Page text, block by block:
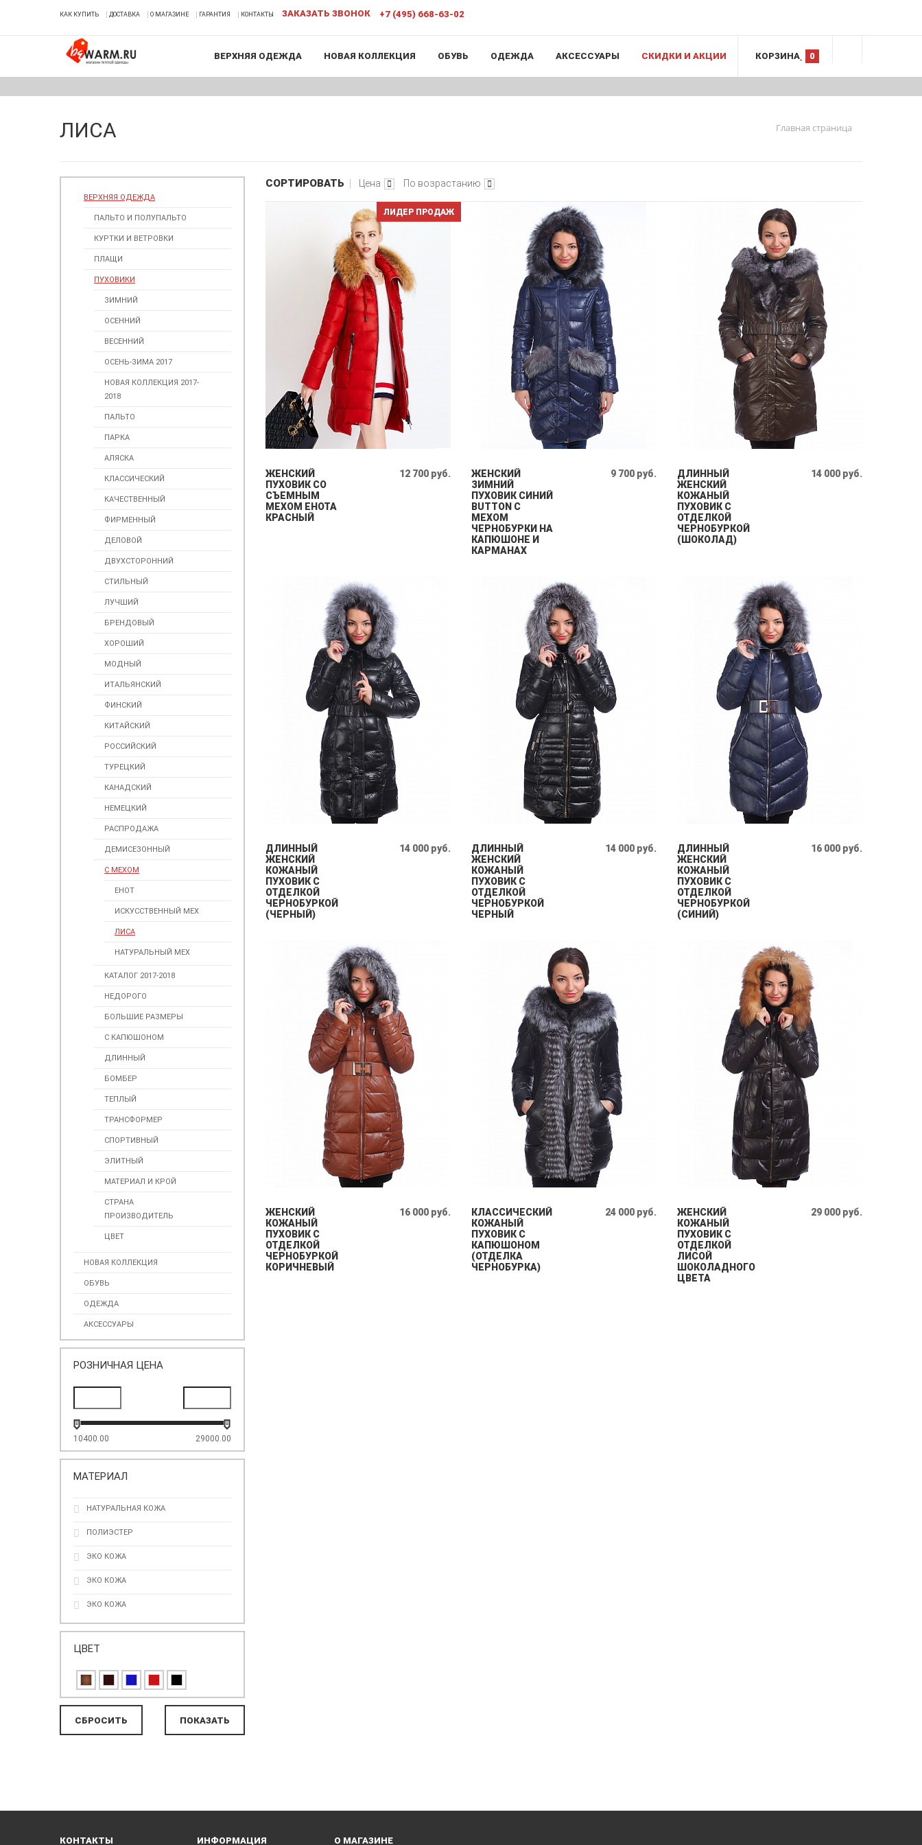
КАК КУПИТЬ ДОСТАВКА О МАГАЗИНЕ ГАРАНТИЯ КОНТАКТЫ ЗАКАЗАТЬ ЗВОНОК +7 (495) 668-63-02
КОРЗИНА 0
ВЕРХНЯЯ ОДЕЖДА НОВАЯ КОЛЛЕКЦИЯ ОБУВЬ ОДЕЖДА АКСЕССУАРЫ СКИДКИ И АКЦИИ
ЛИСА Главная страница
ВЕРХНЯЯ ОДЕЖДА
ПАЛЬТО И ПОЛУПАЛЬТО
КУРТКИ И ВЕТРОВКИ
ПЛАЩИ
ПУХОВИКИ
ЗИМНИЙ
ОСЕННИЙ
ВЕСЕННИЙ
ОСЕНЬ-ЗИМА 2017
НОВАЯ КОЛЛЕКЦИЯ 2017-
2018
ПАЛЬТО
ПАРКА
АЛЯСКА
КЛАССИЧЕСКИЙ
КАЧЕСТВЕННЫЙ
ФИРМЕННЫЙ
ДЕЛОВОЙ
ДВУХСТОРОННИЙ
СТИЛЬНЫЙ
ЛУЧШИЙ
БРЕНДОВЫЙ
ХОРОШИЙ
МОДНЫЙ
ИТАЛЬЯНСКИЙ
ФИНСКИЙ
КИТАЙСКИЙ
РОССИЙСКИЙ
ТУРЕЦКИЙ
КАНАДСКИЙ
НЕМЕЦКИЙ
РАСПРОДАЖА
ДЕМИСЕЗОННЫЙ
С МЕХОМ
ЕНОТ
ИСКУССТВЕННЫЙ МЕХ
ЛИСА
НАТУРАЛЬНЫЙ МЕХ
КАТАЛОГ 2017-2018
НЕДОРОГО
БОЛЬШИЕ РАЗМЕРЫ
С КАПЮШОНОМ
ДЛИННЫЙ
БОМБЕР
ТЕПЛЫЙ
ТРАНСФОРМЕР
СПОРТИВНЫЙ
ЭЛИТНЫЙ
МАТЕРИАЛ И КРОЙ
СТРАНА
ПРОИЗВОДИТЕЛЬ
ЦВЕТ
НОВАЯ КОЛЛЕКЦИЯ
ОБУВЬ
ОДЕЖДА
АКСЕССУАРЫ
РОЗНИЧНАЯ ЦЕНА
10400.00 29000.00
МАТЕРИАЛ
НАТУРАЛЬНАЯ КОЖА
ПОЛИЭСТЕР
ЭКО КОЖА
ЭКО КОЖА
ЭКО КОЖА
ЦВЕТ
СОРТИРОВАТЬ Цена По возрастанию
ЛИДЕР ПРОДАЖ
ЖЕНСКИЙ
ПУХОВИК СО
СЪЕМНЫМ
МЕХОМ ЕНОТА
КРАСНЫЙ
12 700 руб.
ЖЕНСКИЙ
ЗИМНИЙ
ПУХОВИК СИНИЙ
BUTTON С
МЕХОМ
ЧЕРНОБУРКИ НА
КАПЮШОНЕ И
КАРМАНАХ
9 700 руб.
ДЛИННЫЙ
ЖЕНСКИЙ
КОЖАНЫЙ
ПУХОВИК С
ОТДЕЛКОЙ
ЧЕРНОБУРКОЙ
(ШОКОЛАД)
14 000 руб.
ДЛИННЫЙ
ЖЕНСКИЙ
КОЖАНЫЙ
ПУХОВИК С
ОТДЕЛКОЙ
ЧЕРНОБУРКОЙ
(ЧЕРНЫЙ)
14 000 руб.
ДЛИННЫЙ
ЖЕНСКИЙ
КОЖАНЫЙ
ПУХОВИК С
ОТДЕЛКОЙ
ЧЕРНОБУРКОЙ
ЧЕРНЫЙ
14 000 руб.
ДЛИННЫЙ
ЖЕНСКИЙ
КОЖАНЫЙ
ПУХОВИК С
ОТДЕЛКОЙ
ЧЕРНОБУРКОЙ
(СИНИЙ)
16 000 руб.
ЖЕНСКИЙ
КОЖАНЫЙ
ПУХОВИК С
ОТДЕЛКОЙ
ЧЕРНОБУРКОЙ
КОРИЧНЕВЫЙ
16 000 руб.
КЛАССИЧЕСКИЙ
КОЖАНЫЙ
ПУХОВИК С
КАПЮШОНОМ
(ОТДЕЛКА
ЧЕРНОБУРКА)
24 000 руб.
ЖЕНСКИЙ
КОЖАНЫЙ
ПУХОВИК С
ОТДЕЛКОЙ
ЛИСОЙ
ШОКОЛАДНОГО
ЦВЕТА
29 000 руб.
КОНТАКТЫ ИНФОРМАЦИЯ О МАГАЗИНЕ